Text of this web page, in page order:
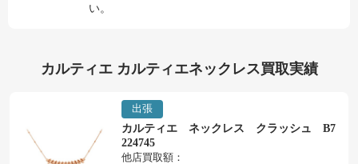
い。
カルティエ カルティエネックレス買取実績
出張
カルティエ ネックレス クラッシュ B7
224745
他店買取額：